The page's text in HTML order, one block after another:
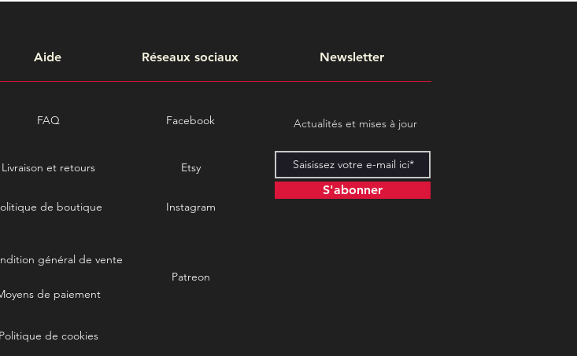
Aide Réseaux sociaux Newsletter
FAQ
Livraison et retours
de boutique
Facebook
Etsy
Instagram
Actualités et mises à jour
S'abonner
général de vente
Patreon
de paiement
Politique de cookies